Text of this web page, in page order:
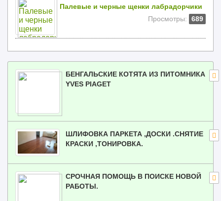
Палевые и черные щенки лабрадорчики
Просмотры:
689
БЕНГАЛЬСКИЕ КОТЯТА ИЗ ПИТОМНИКА
YVES PIAGET
ШЛИФОВКА ПАРКЕТА ,ДОСКИ .СНЯТИЕ
КРАСКИ ,ТОНИРОВКА.
СРОЧНАЯ ПОМОЩЬ В ПОИСКЕ НОВОЙ
РАБОТЫ.